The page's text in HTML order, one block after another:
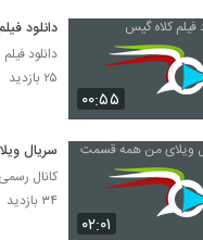
۰۰:۵۵
دانلود
۲۵ بازدید
۰۲:۰۱
سریال
کانال
۳۴ بازدید